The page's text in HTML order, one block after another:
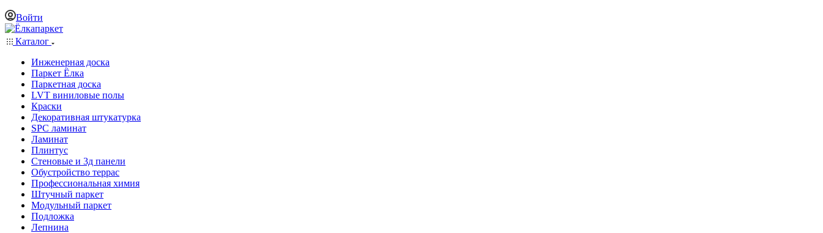
Войти
Каталог
Инженерная доска
Паркет Ёлка
Паркетная доска
LVT виниловые полы
Краски
Декоративная штукатурка
SPC ламинат
Ламинат
Плинтус
Стеновые и 3д панели
Обустройство террас
Профессиональная химия
Штучный паркет
Модульный паркет
Подложка
Лепнина